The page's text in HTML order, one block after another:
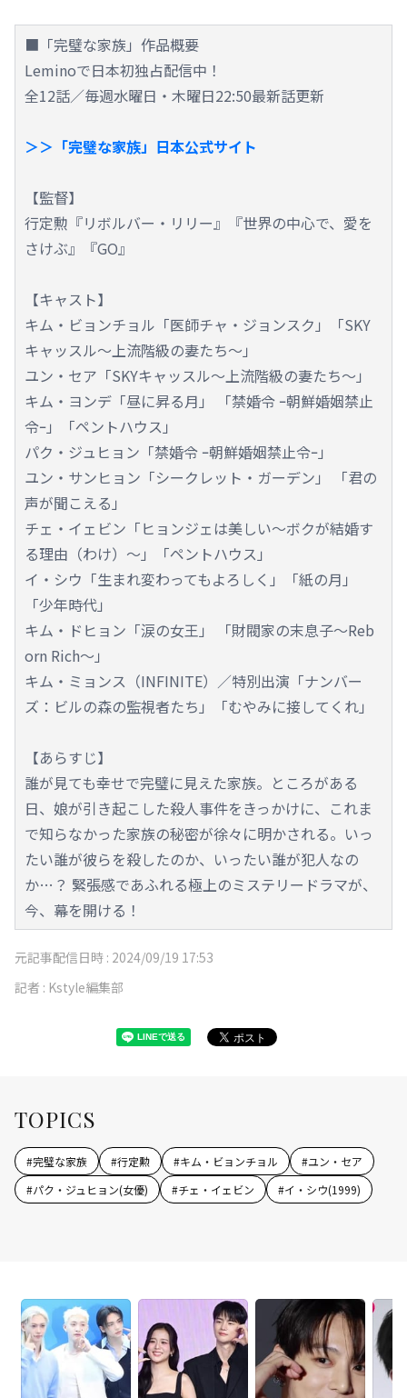
■「完璧な家族」作品概要
Leminoで日本初独占配信中！
全12話／毎週水曜日・木曜日22:50最新話更新
＞＞「完璧な家族」日本公式サイト
【監督】
行定勲『リボルバー・リリー』『世界の中心で、愛を
さけぶ』『GO』
【キャスト】
キム・ビョンチョル「医師チャ・ジョンスク」「SKY
キャッスル～上流階級の妻たち～」
ユン・セア「SKYキャッスル～上流階級の妻たち～」
キム・ヨンデ「昼に昇る月」 「禁婚令 ｰ朝鮮婚姻禁止
令ｰ」「ペントハウス」
パク・ジュヒョン「禁婚令 ｰ朝鮮婚姻禁止令ｰ」
ユン・サンヒョン「シークレット・ガーデン」 「君の
声が聞こえる」
チェ・イェビン「ヒョンジェは美しい～ボクが結婚す
る理由（わけ）～」「ペントハウス」
イ・シウ「生まれ変わってもよろしく」「紙の月」
「少年時代」
キム・ドヒョン「涙の女王」 「財閥家の末息子～Reb
orn Rich～」
キム・ミョンス（INFINITE）／特別出演「ナンバー
ズ：ビルの森の監視者たち」「むやみに接してくれ」
【あらすじ】
誰が見ても幸せで完璧に見えた家族。ところがある
日、娘が引き起こした殺人事件をきっかけに、これま
で知らなかった家族の秘密が徐々に明かされる。いっ
たい誰が彼らを殺したのか、いったい誰が犯人なの
か…？ 緊張感であふれる極上のミステリードラマが、
今、幕を開ける！
元記事配信日時 : 2024/09/19 17:53
記者 : Kstyle編集部
TOPICS
#完璧な家族 #行定勲 #キム・ビョンチョル #ユン・セア
#パク・ジュヒョン(女優) #チェ・イェビン #イ・シウ(1999)